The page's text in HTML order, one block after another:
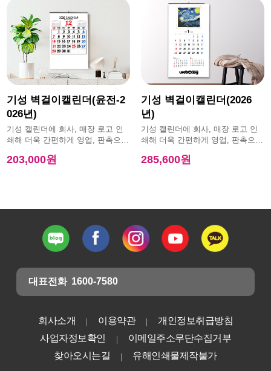
기성 벽걸이캘린더(윤전-2
026년)
기성 캘린더에 회사, 매장 로고 인
쇄해 더욱 간편하게 영업, 판촉으로
203,000원
기성 벽걸이캘린더(2026
년)
기성 캘린더에 회사, 매장 로고 인
쇄해 더욱 간편하게 영업, 판촉으로
285,600원
대표전화 1600-7580
회사소개 이용약관
개인정보취급방침
사업자정보확인
이메일주소무단수집거부
찾아오시는길
유해인쇄물제작불가